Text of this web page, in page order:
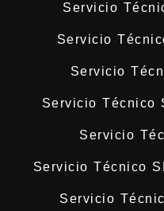
Servicio
Servicio
Servicio
Servicio Técnico
Servicio
Servicio Técnico
Servicio